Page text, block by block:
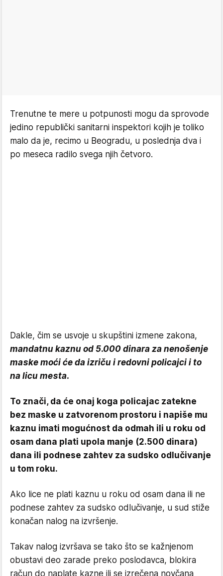
Trenutne te mere u potpunosti mogu da sprovode
jedino republički sanitarni inspektori kojih je toliko
malo da je, recimo u Beogradu, u poslednja dva i
po meseca radilo svega njih četvoro.
Dakle, čim se usvoje u skupštini izmene zakona,
mandatnu kaznu od 5.000 dinara za nenošenje
maske moći će da izriču i redovni policajci i to
na licu mesta.
To znači, da će onaj koga policajac zatekne
bez maske u zatvorenom prostoru i napiše mu
kaznu imati mogućnost da odmah ili u roku od
osam dana plati upola manje (2.500 dinara)
dana ili podnese zahtev za sudsko odlučivanje
u tom roku.
Ako lice ne plati kaznu u roku od osam dana ili ne
podnese zahtev za sudsko odlučivanje, u sud stiže
konačan nalog na izvršenje.
Takav nalog izvršava se tako što se kažnjenom
obustavi deo zarade preko poslodavca, blokira
račun do naplate kazne ili se izrečena novčana